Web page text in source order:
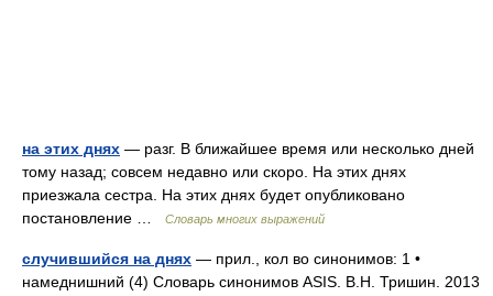
на этих днях — разг. В ближайшее время или несколько дней
тому назад; совсем недавно или скоро. На этих днях
приезжала сестра. На этих днях будет опубликовано
постановление …
Словарь многих выражений
случившийся на днях — прил., кол во синонимов: 1 •
намеднишний (4) Словарь синонимов ASIS. В.Н. Тришин. 2013